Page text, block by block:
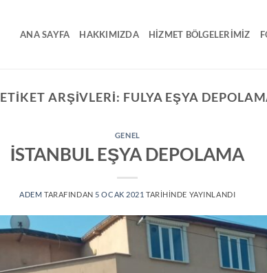
ANA SAYFA HAKKIMIZDA HIZMET BÖLGELERIMIZ
ETIKET ARŞIVLERI: FULYA EŞYA
GENEL
İSTANBUL EŞYA DEPOLAMA
ADEM TARAFINDAN 5 OCAK 2021 TARIHINDE YAYINLANDI